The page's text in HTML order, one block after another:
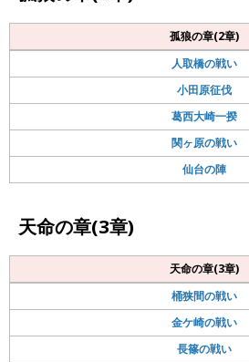
孤狼の章(2章)
人取橋の戦い
小田原征伐
葛西大崎一揆
関ヶ原の戦い
仙台の陣
天命の章(3章)
天命の章(3章)
桶狭間の戦い
金ケ崎の戦い
長篠の戦い